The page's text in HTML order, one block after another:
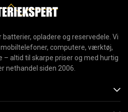
opladere og reservedele. Vi
computere, værktøj,
– altid til skarpe priser og med hurtig
nethandel siden 2006.